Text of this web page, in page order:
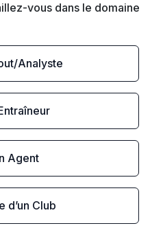
vous dans le domaine
Analyste
Agent
d’un Club